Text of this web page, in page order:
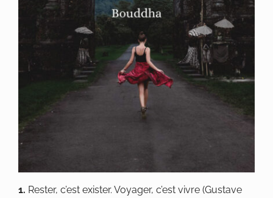
1. Rester, c’est exister. Voyager, c’est vivre (Gustave